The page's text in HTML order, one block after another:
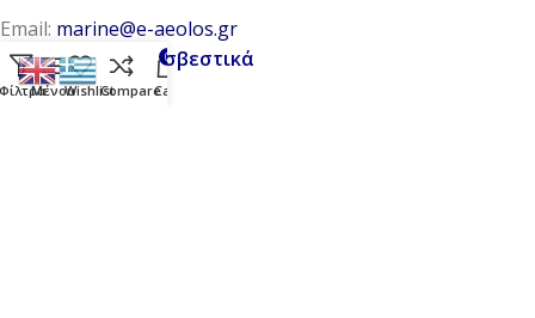
Email: marine@e-aeolos.gr
Κατάστημα Πυροσβεστικά
ΜένουWishlistCompare
0
Cart